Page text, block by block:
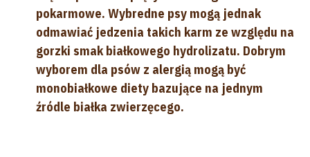
pokarmowe. Wybredne psy mogą jednak
odmawiać jedzenia takich karm ze względu na
gorzki smak białkowego hydrolizatu. Dobrym
wyborem dla psów z alergią mogą być
monobiałkowe diety bazujące na jednym
źródle białka zwierzęcego.